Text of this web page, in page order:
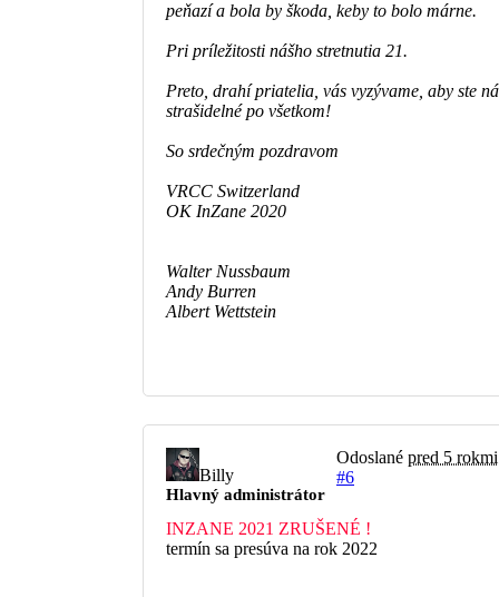
peňazí a bola by škoda, keby to bolo márne.
Pri príležitosti nášho stretnutia 21.
Preto, drahí priatelia, vás vyzývame, aby ste
strašidelné po všetkom!
So srdečným pozdravom
VRCC Switzerland
OK InZane 2020
Walter Nussbaum
Andy Burren
Albert Wettstein
Billy
Hlavný administrátor
Odoslané pred 5 rokmi
#6
INZANE 2021 ZRUŠENÉ !
termín sa presúva na rok 2022